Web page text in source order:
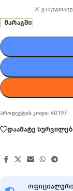
მარაგში
პროდუქტის კოდი: 40197
დაამატე